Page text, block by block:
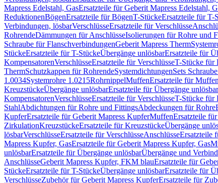
Mapress Edelstahl, GasErsatzteile für Geberit Mapress Edelstahl,
ReduktionenBögenErsatzteile für BögenT-StückeErsatzteile für T-
Verbindungen, lösbarVerschlüsseErsatzteile für Verschlüsse
RohrendeDämmungen für AnschlüsseIsolierungen für Rohre und
Schraube für FlanschverbindungenGeberit Mapress Therm
StückeErsatzteile für T-StückeÜbergänge unlösbarErsatzteile für
KompensatorenVerschlüsseErsatzteile für VerschlüsseT-Stücke für
ThermSchutzkappen für RohrendeSystemdichtungenSets
1.0034Systemrohre 1.0215RohrnippelMuffenErsatzteile für Muffen
KreuzstückeÜbergänge unlösbarErsatzteile für Übergänge unlösbar
KompensatorenVerschlüsseErsatzteile für VerschlüsseT-Stücke für
StahlAbdichtungen für Rohre und FittingsAbdeckungen für Rohre
KupferErsatzteile für Geberit Mapress KupferMuffenErsatzteile
ZirkulationKreuzstückeErsatzteile für KreuzstückeÜbergänge
lösbarVerschlüsseErsatzteile für VerschlüsseAnschlüsseErsatzteile
Mapress Kupfer, GasErsatzteile für Geberit Mapress Kupfer, Gas
unlösbarErsatzteile für Übergänge unlösbarÜbergänge und
AnschlüsseGeberit Mapress Kupfer, FKM blauErsatzteile für
StückeErsatzteile für T-StückeÜbergänge unlösbarErsatzteile für
VerschlüsseZubehör für Geberit Mapress KupferErsatzteile für